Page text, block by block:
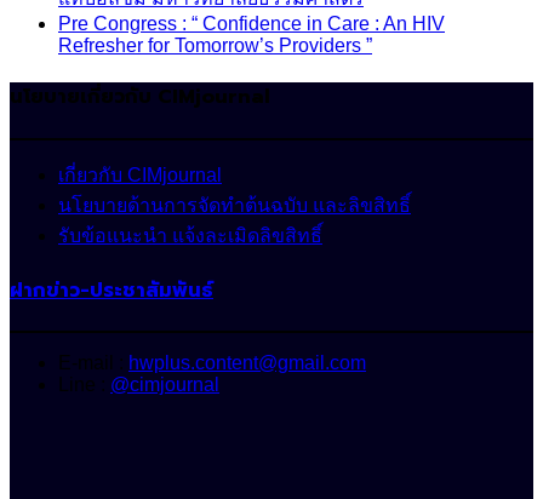
Pre Congress : “ Confidence in Care : An HIV
Refresher for Tomorrow’s Providers ”
นโยบายเกี่ยวกับ CIMjournal
เกี่ยวกับ CIMjournal
นโยบายด้านการจัดทำต้นฉบับ และลิขสิทธิ์
รับข้อแนะนำ แจ้งละเมิดลิขสิทธิ์
ฝากข่าว-ประชาสัมพันธ์
E-mail : hwplus.content@gmail.com
Line : @cimjournal